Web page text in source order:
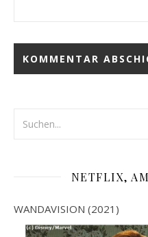
NETFLIX,
WANDAVISION (2021)